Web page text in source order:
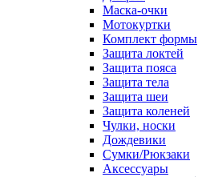
Маска-очки
Мотокуртки
Комплект формы
Защита локтей
Защита пояса
Защита тела
Защита шеи
Защита коленей
Чулки, носки
Дождевики
Сумки/Рюкзаки
Аксессуары